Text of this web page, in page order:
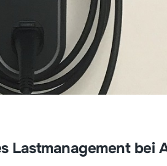
Lastmanagement bei